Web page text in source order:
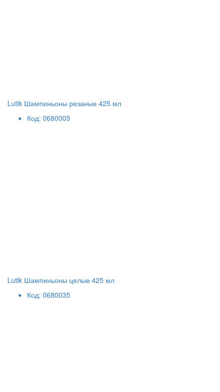
Lutik Шампиньоны резаные 425 мл
Код: 0680005
Lutik Шампиньоны целые 425 мл
Код: 0680035